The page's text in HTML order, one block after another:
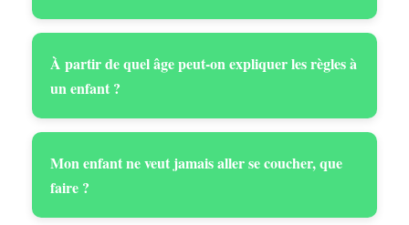
À partir de quel âge peut-on expliquer les règles à
un enfant ?
Mon enfant ne veut jamais aller se coucher, que
faire ?